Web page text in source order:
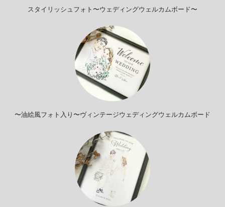
スタイリッシュフォト〜ウェディングウェルカムボード〜
〜油絵風フォト入り〜ヴィンテージウェディングウェルカムボード